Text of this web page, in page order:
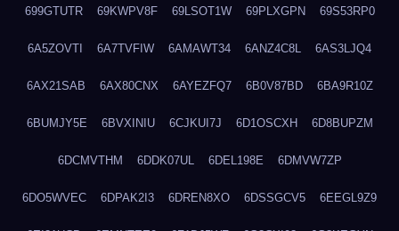
699GTUTR 69KWPV8F 69LSOT1W 69PLXGPN 69S53RP0
6A5ZOVTI 6A7TVFIW 6AMAWT34 6ANZ4C8L 6AS3LJQ4
6AX21SAB 6AX80CNX 6AYEZFQ7 6B0V87BD 6BA9R10Z
6BUMJY5E 6BVXINIU 6CJKUI7J 6D1OSCXH 6D8BUPZM
6DCMVTHM 6DDK07UL 6DEL198E 6DMVW7ZP
6DO5WVEC 6DPAK2I3 6DREN8XO 6DSSGCV5 6EEGL9Z9